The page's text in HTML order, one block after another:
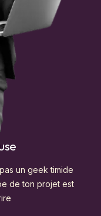
un geek timide
de ton projet est